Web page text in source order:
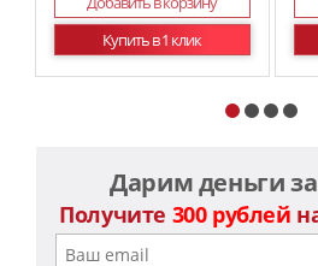
Купить в 1 клик
Дарим деньги
Получите 300 рублей